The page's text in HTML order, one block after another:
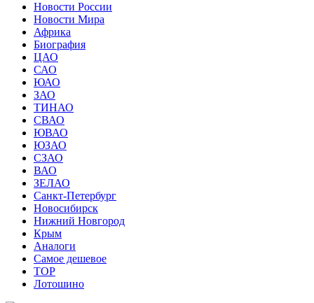
Новости России
Новости Мира
Африка
Биография
ЦАО
САО
ЮАО
ЗАО
ТИНАО
СВАО
ЮВАО
ЮЗАО
СЗАО
ВАО
ЗЕЛАО
Санкт-Петербург
Новосибирск
Нижний Новгород
Крым
Аналоги
Самое дешевое
TOP
Лотошино